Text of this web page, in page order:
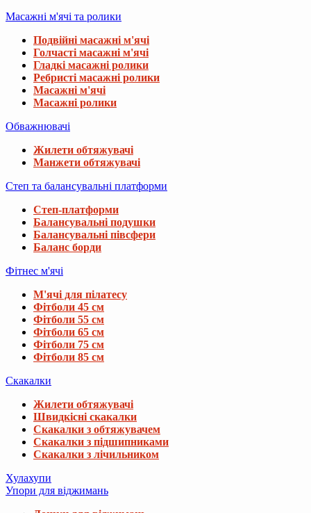
Масажні м'ячі та ролики
Подвійні масажні м'ячі
Голчасті масажні м'ячі
Гладкі масажні ролики
Ребристі масажні ролики
Масажні м'ячі
Масажні ролики
Обважнювачі
Жилети обтяжувачі
Манжети обтяжувачі
Степ та балансувальні платформи
Степ-платформи
Балансувальні подушки
Балансувальні півсфери
Баланс борди
Фітнес м'ячі
М'ячі для пілатесу
Фітболи 45 см
Фітболи 55 см
Фітболи 65 см
Фітболи 75 см
Фітболи 85 см
Скакалки
Жилети обтяжувачі
Швидкісні скакалки
Скакалки з обтяжувачем
Скакалки з підшипниками
Скакалки з лічильником
Хулахупи
Упори для віджимань